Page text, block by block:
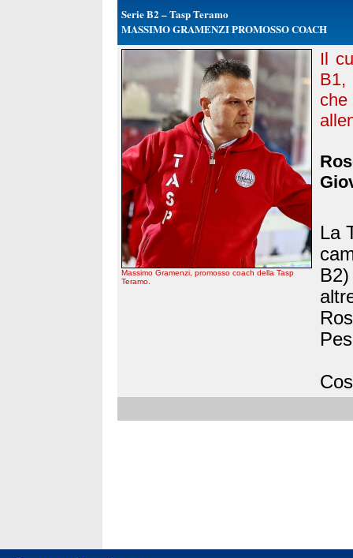
Serie B2 – Tasp Teramo
MASSIMO GRAMENZI PROMOSSO COACH
Massimo Gramenzi, promosso coach della Tasp
Teramo.
Il
B1,
La